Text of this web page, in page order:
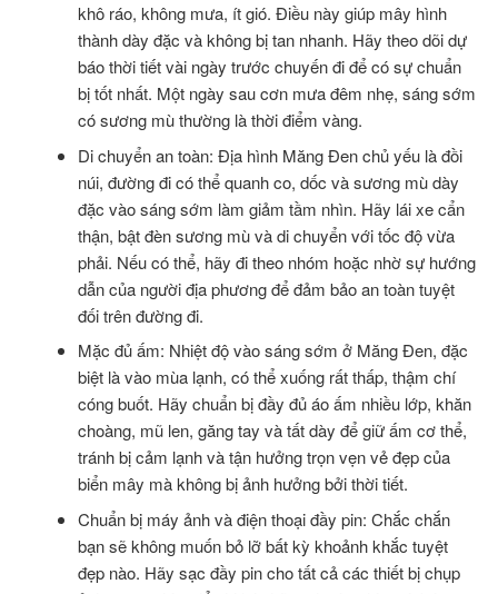
khô ráo, không mưa, ít gió. Điều này giúp mây hình
thành dày đặc và không bị tan nhanh. Hãy theo dõi dự
báo thời tiết vài ngày trước chuyến đi để có sự chuẩn
bị tốt nhất. Một ngày sau cơn mưa đêm nhẹ, sáng sớm
có sương mù thường là thời điểm vàng.
Di chuyển an toàn: Địa hình Măng Đen chủ yếu là đồi
núi, đường đi có thể quanh co, dốc và sương mù dày
đặc vào sáng sớm làm giảm tầm nhìn. Hãy lái xe cẩn
thận, bật đèn sương mù và di chuyển với tốc độ vừa
phải. Nếu có thể, hãy đi theo nhóm hoặc nhờ sự hướng
dẫn của người địa phương để đảm bảo an toàn tuyệt
đối trên đường đi.
Mặc đủ ấm: Nhiệt độ vào sáng sớm ở Măng Đen, đặc
biệt là vào mùa lạnh, có thể xuống rất thấp, thậm chí
cóng buốt. Hãy chuẩn bị đầy đủ áo ấm nhiều lớp, khăn
choàng, mũ len, găng tay và tất dày để giữ ấm cơ thể,
tránh bị cảm lạnh và tận hưởng trọn vẹn vẻ đẹp của
biển mây mà không bị ảnh hưởng bởi thời tiết.
Chuẩn bị máy ảnh và điện thoại đầy pin: Chắc chắn
bạn sẽ không muốn bỏ lỡ bất kỳ khoảnh khắc tuyệt
đẹp nào. Hãy sạc đầy pin cho tất cả các thiết bị chụp